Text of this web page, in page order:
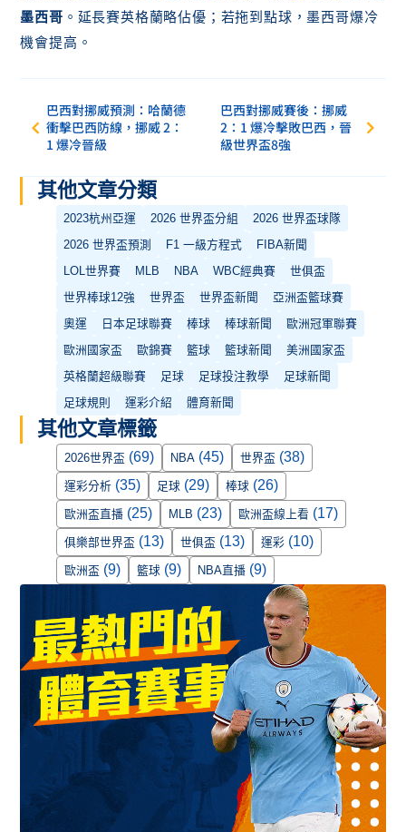
墨西哥 。延長賽英格蘭略佔優；若拖到點球，墨西哥爆冷
機會提高。
巴西對挪威預測：哈蘭德
衝擊巴西防線，挪威 2：
1 爆冷晉級
巴西對挪威賽後：挪威
2：1 爆冷擊敗巴西，晉
級世界盃8強
其他文章分類
2023杭州亞運 2026 世界盃分組
2026 世界盃球隊
2026 世界盃預測
F1 一級方程式
FIBA新聞
LOL世界賽
MLB NBA WBC經典賽
世俱盃
世界棒球12強
世界盃 世界盃新聞
亞洲盃籃球賽
奧運
日本足球聯賽 棒球 棒球新聞
歐洲冠軍聯賽
歐洲國家盃
歐錦賽 籃球 籃球新聞
美洲國家盃
英格蘭超級聯賽
足球 足球投注教學
足球新聞
足球規則
運彩介紹 體育新聞
其他文章標籤
2026世界盃 (69) NBA (45) 世界盃 (38)
運彩分析 (35) 足球 (29) 棒球 (26)
歐洲盃直播 (25) MLB (23) 歐洲盃線上看 (17)
俱樂部世界盃 (13) 世俱盃 (13) 運彩 (10)
歐洲盃 (9) 籃球 (9) NBA直播 (9)